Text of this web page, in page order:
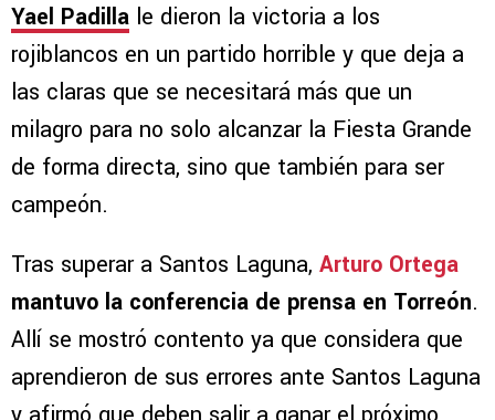
Yael Padilla le dieron la victoria a los
rojiblancos en un partido horrible y que deja a
las claras que se necesitará más que un
milagro para no solo alcanzar la Fiesta Grande
de forma directa, sino que también para ser
campeón.
Tras superar a Santos Laguna, Arturo Ortega
mantuvo la conferencia de prensa en Torreón.
Allí se mostró contento ya que considera que
aprendieron de sus errores ante Santos Laguna